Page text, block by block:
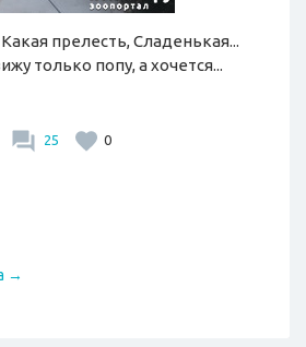
прелесть, Сладенькая...
только попу, а хочется...
25 0
→